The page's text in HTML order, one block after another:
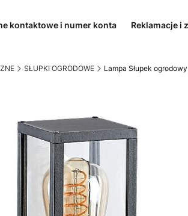
kontaktowe i numer konta Reklamacje i
SŁUPKI OGRODOWE Lampa Słupek